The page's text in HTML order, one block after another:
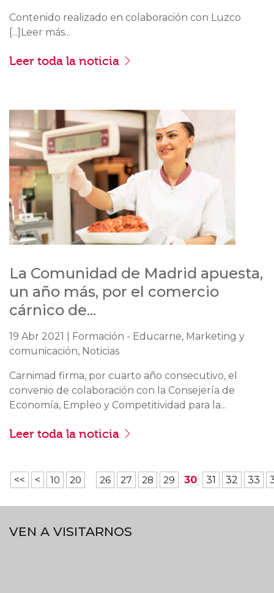
Contenido realizado en colaboración con Luzco
[...]Leer más...
Leer toda la noticia
La Comunidad de Madrid apuesta,
un año más, por el comercio
cárnico de...
19 Abr 2021 | Formación - Educarne, Marketing y
comunicación, Noticias
Carnimad firma, por cuarto año consecutivo, el
convenio de colaboración con la Consejería de
Economía, Empleo y Competitividad para la...
Leer toda la noticia
<< < 10 20 26 27 28 29 30 31 32 33
VEN A VISITARNOS